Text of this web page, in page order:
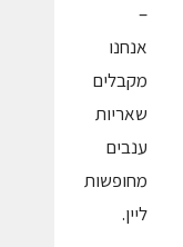
–
אנחנו
מקבלים
שאריות
ענבים
מחופשות
ליין.